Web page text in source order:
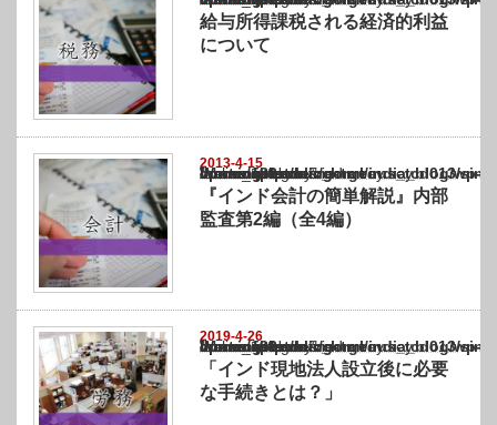
給与所得課税される経済的利益
について
2013-4-15
Warning
: Undefined array key "show_category" in
/home/netst/kuno-cpa.co.jp/public_html/india_blog/wp-content/themes/
on line183
『インド会計の簡単解説』内部
監査第2編（全4編）
2019-4-26
Warning
: Undefined array key "show_category" in
/home/netst/kuno-cpa.co.jp/public_html/india_blog/wp-content/themes/
on line183
「インド現地法人設立後に必要
な手続きとは？」